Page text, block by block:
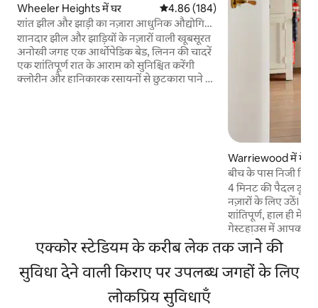
Wheeler Heights में घर औसत रेटिंग 5 में से 4.86, 184 समीक्षाएँ
4.86 (184)
शांत झील और झाड़ी का नज़ारा आधुनिक औद्योगिक
स्टूडियो!
शानदार झील और झाड़ियों के नज़ारों वाली खूबसूरत
अनोखी जगह एक आर्थोपेडिक बेड, लिनन की चादरें
एक शांतिपूर्ण रात के आराम को सुनिश्चित करेंगी
क्लोरीन और हानिकारक रसायनों से छुटकारा पाने के
Warriewood में
बीच के पास निजी
फ़ाई
4 मिनट की पैदल दूरी
नज़ारों के लिए उठें।
शांतिपूर्ण, हाल ही में
गेस्टहाउस में आपका
सेंटर, कैफ़े और रेस्तरां के
पर सुविधाजनक रूप से
बहुत करीब। आपकी
बहुत सारे स्टोरेज और
एक्कोर स्टेडियम के करीब लेक तक जाने की
सुविधा देने वाली किराए पर उपलब्ध जगहों के लिए
लोकप्रिय सुविधाएँ